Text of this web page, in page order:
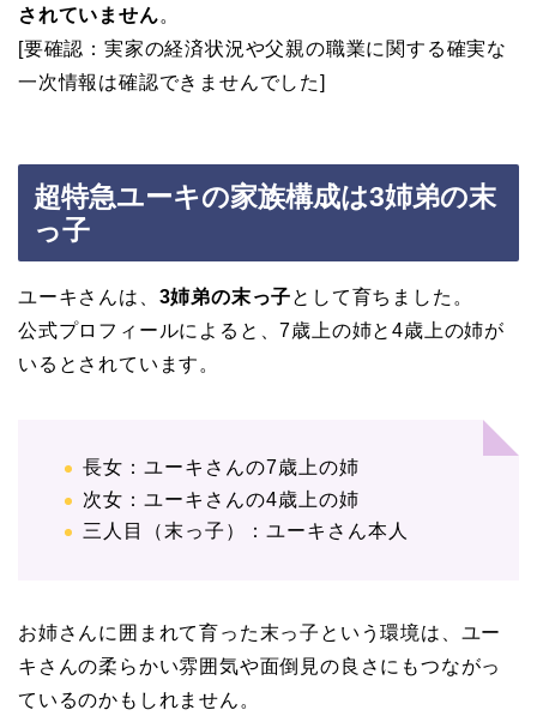
されていません。
[要確認：実家の経済状況や父親の職業に関する確実な
一次情報は確認できませんでした]
超特急ユーキの家族構成は3姉弟の末
っ子
ユーキさんは、 3姉弟の末っ子として育ちました。
公式プロフィールによると、7歳上の姉と4歳上の姉が
いるとされています。
長女：ユーキさんの7歳上の姉
次女：ユーキさんの4歳上の姉
三人目（末っ子）：ユーキさん本人
お姉さんに囲まれて育った末っ子という環境は、ユー
キさんの柔らかい雰囲気や面倒見の良さにもつながっ
ているのかもしれません。